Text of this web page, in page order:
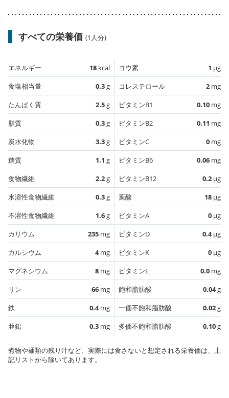
すべての栄養価 (1人分)
エネルギー 18 kcal
食塩相当量
0.3g
たんぱく質
2.5g
脂質
0.3g
炭水化物
3.3g
糖質
1.1 g
食物繊維
2.2g
水溶性食物繊維
0.3g
不溶性食物繊維
1.6g
カリウム
235 mg
カルシウム
4mg
マグネシウム
8 mg
リン
66 mg
鉄
0.4mg
亜鉛
0.3 mg
ヨウ素 1 µg
コレステロール
2 mg
ビタミンB1
0.10 mg
ビタミンB2
0.11 mg
ビタミンC
0 mg
ビタミンB6
0.06 mg
ビタミンB12
0.2 µg
葉酸
18 µg
ビタミンA
0 µg
ビタミンD
0.4µg
ビタミンK
0 µg
ビタミンE
0.0 mg
飽和脂肪酸
0.04g
一価不飽和脂肪酸
0.02g
多価不飽和脂肪酸
0.10g
煮物や麺類の残り汁など、実際には食さないと想定される栄養価は、上
記リストから除いてあります。